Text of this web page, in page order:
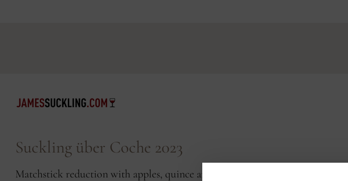
Suckling über Coche 2023
Matchstick reduction with apples, quince and stony austerity on the nose.